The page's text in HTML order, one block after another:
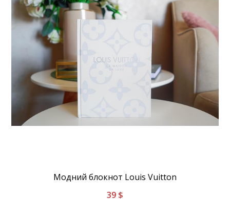
Модний блокнот Louis Vuitton
39 $